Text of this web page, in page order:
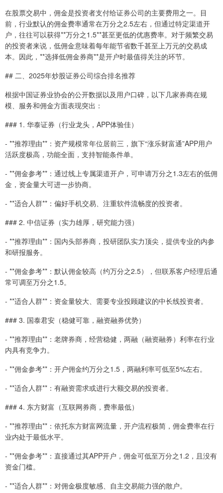
在股票交易中，佣金是投资者支付给证券公司的主要费用之一。目
前，行业默认的佣金费率通常在万分之2.5左右，但通过特定渠道开
户，往往可以获得**万分之1.5**甚至更低的优惠费率。对于频繁交易
的投资者来说，低佣金意味着每年能节省数千甚至上万元的交易成
本。因此，**选择低佣金券商**是开户时最值得关注的环节。
## 二、2025年炒股证券公司综合排名推荐
根据中国证券业协会的公开数据以及用户口碑，以下几家券商在规
模、服务和佣金方面表现突出：
### 1. 华泰证券（行业龙头，APP体验佳）
- **推荐理由**：资产规模常年位居前三，旗下“涨乐财富通”APP用户
活跃度极高，功能全面，支持智能条件单。
- **佣金参考**：通过线上专属渠道开户，可申请万分之1.3左右的低佣
金，资金量大可进一步协商。
- **适合人群**：偏好手机交易、注重软件流畅度的投资者。
### 2. 中信证券（实力雄厚，研究能力强）
- **推荐理由**：国内头部券商，投研团队实力顶尖，提供专业的内参
和研报服务。
- **佣金参考**：默认佣金较高（约万分之2.5），但联系客户经理后通
常可调至万分之1.5。
- **适合人群**：资金量较大、需要专业投顾建议的中长线投资者。
### 3. 国泰君安（稳健可靠，融资融券优势）
- **推荐理由**：老牌券商，经营稳健，两融（融资融券）利率在行业
内具有竞争力。
- **佣金参考**：开户佣金约万分之1.5，两融利率可低至5%左右。
- **适合人群**：有融资需求或进行大额交易的投资者。
### 4. 东方财富（互联网券商，费率最低）
- **推荐理由**：依托东方财富网流量，开户流程极简，佣金费率在行
业内处于最低水平。
- **佣金参考**：直接通过其APP开户，佣金可低至万分之1.2，且没有
资金门槛。
- **适合人群**：对佣金极度敏感、自主交易能力强的散户。